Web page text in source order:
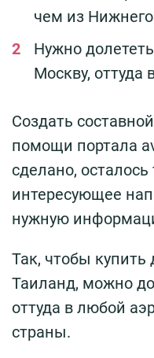
чем из
Нужно
Москву, оттуда
Создать
помощи портала
сделано, осталось
интересующее
нужную
Так, чтобы
Таиланд, можно
оттуда в любой
страны.